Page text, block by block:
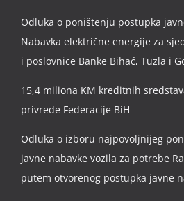
Odluka o poništenju postupka
Nabavka električne energije za
i poslovnice Banke Bihać, Tuzla i
15,4 miliona KM kreditnih
privrede Federacije BiH
Odluka o izboru najpovoljnijeg
javne nabavke vozila za potrebe
putem otvorenog postupka javne